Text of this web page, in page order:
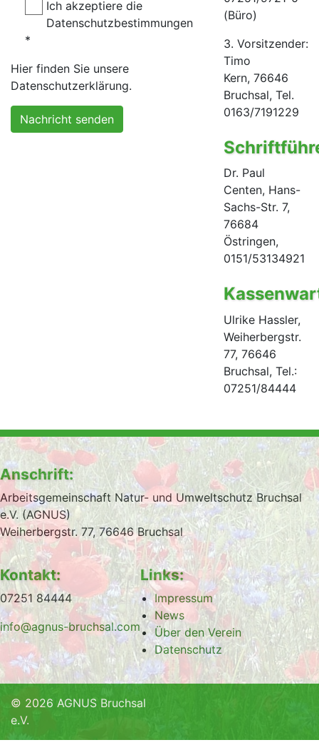
Ich akzeptiere die
Datenschutzbestimmungen
*
Hier finden Sie unsere
Datenschutzerklärung.
Nachricht senden
(Büro)
3. Vorsitzender:
Timo
Kern, 76646
Bruchsal, Tel.
0163/7191229
Dr. Paul
Centen, Hans-
Sachs-Str. 7,
76684
Östringen,
0151/53134921
Ulrike Hassler,
Weiherbergstr.
77, 76646
Bruchsal, Tel.:
07251/84444
Anschrift:
Arbeitsgemeinschaft Natur- und Umweltschutz Bruchsal
e.V. (AGNUS)
Weiherbergstr. 77, 76646 Bruchsal
Kontakt:
07251 84444
info@agnus-bruchsal.com
Links:
Impressum
News
Über den Verein
Datenschutz
© 2026 AGNUS Bruchsal
e.V.